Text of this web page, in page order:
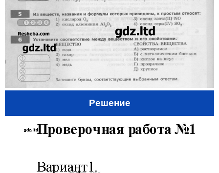
Решение